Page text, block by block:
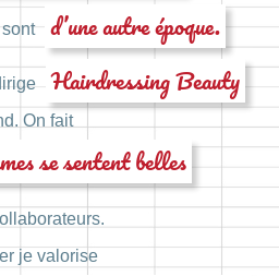
sont d’une autre époque.
Hairdressing Beauty
On fait
se sentent belles
je valorise